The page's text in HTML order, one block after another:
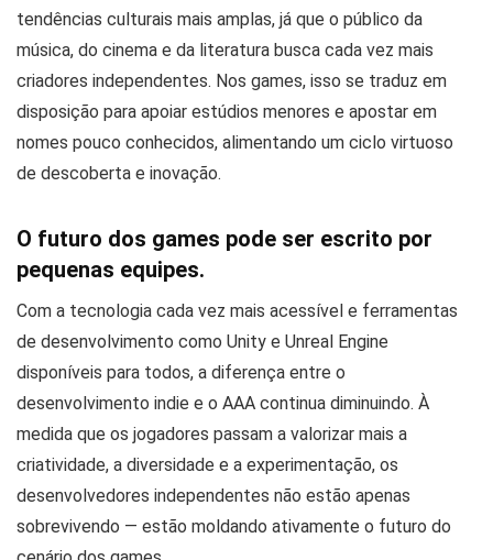
tendências culturais mais amplas, já que o público da
música, do cinema e da literatura busca cada vez mais
criadores independentes. Nos games, isso se traduz em
disposição para apoiar estúdios menores e apostar em
nomes pouco conhecidos, alimentando um ciclo virtuoso
de descoberta e inovação.
O futuro dos games pode ser escrito por
pequenas equipes.
Com a tecnologia cada vez mais acessível e ferramentas
de desenvolvimento como Unity e Unreal Engine
disponíveis para todos, a diferença entre o
desenvolvimento indie e o AAA continua diminuindo. À
medida que os jogadores passam a valorizar mais a
criatividade, a diversidade e a experimentação, os
desenvolvedores independentes não estão apenas
sobrevivendo — estão moldando ativamente o futuro do